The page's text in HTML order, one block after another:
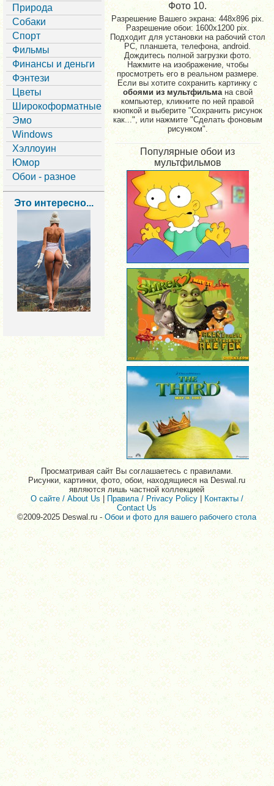
Природа
Собаки
Спорт
Фильмы
Финансы и деньги
Фэнтези
Цветы
Широкоформатные
Эмо
Windows
Хэллоуин
Юмор
Обои - разное
Это интересно...
Фото 10.
Разрешение Вашего экрана: 448x896 pix.
Разрешение обои: 1600x1200 pix.
Подходит для установки на рабочий стол
PC, планшета, телефона, android.
Дождитесь полной загрузки фото.
Нажмите на изображение, чтобы
просмотреть его в реальном размере.
Если вы хотите сохранить картинку с
обоями из мультфильмана свой
компьютер, кликните по ней правой
кнопкой и выберите "Сохранить рисунок
как...", или нажмите "Сделать фоновым
рисунком".
Популярные обои из
мультфильмов
Просматривая сайт Вы соглашаетесь с правилами.
Рисунки, картинки, фото, обои, находящиеся на Deswal.ru
являются лишь частной коллекцией
О сайте / About Us| Правила / Privacy Policy | Контакты /
Contact Us
©2009-2025 Deswal.ru -Обои и фото для вашего рабочего стола